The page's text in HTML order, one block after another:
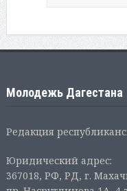
Молодежь Дагестана
Редакция
Юридический адрес:
367018, РФ, РД, г.